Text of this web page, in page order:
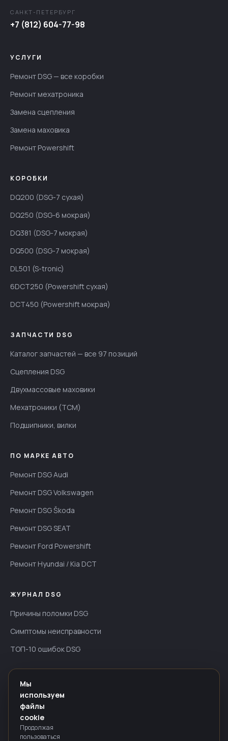
САНКТ-ПЕТЕРБУРГ
+7 (812) 604-77-98
УСЛУГИ
Ремонт DSG — все коробки
Ремонт мехатроника
Замена сцепления
Замена маховика
Ремонт Powershift
КОРОБКИ
DQ200 (DSG-7 сухая)
DQ250 (DSG-6 мокрая)
DQ381 (DSG-7 мокрая)
DQ500 (DSG-7 мокрая)
DL501 (S-tronic)
6DCT250 (Powershift сухая)
DCT450 (Powershift мокрая)
ЗАПЧАСТИ DSG
Каталог запчастей — все 97 позиций
Сцепления DSG
Двухмассовые маховики
Мехатроники (TCM)
Подшипники, вилки
ПО МАРКЕ АВТО
Ремонт DSG Audi
Ремонт DSG Volkswagen
Ремонт DSG Škoda
Ремонт DSG SEAT
Ремонт Ford Powershift
Ремонт Hyundai / Kia DCT
ЖУРНАЛ DSG
Причины поломки DSG
Симптомы неисправности
ТОП-10 ошибок DSG
ИНФОРМАЦИЯ
Гарантия — до 24 мес
Оплата
Политика конфиденциальности
Мы
используем
файлы
cookie
Продолжая
пользоваться